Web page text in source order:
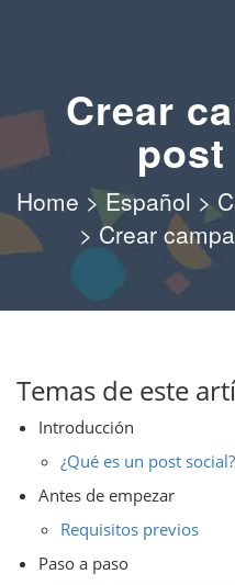
Crear
Home > Español >
> Crear
Temas de este
Introducción
¿Qué es un post social?
Antes de empezar
Requisitos previos
Paso a paso